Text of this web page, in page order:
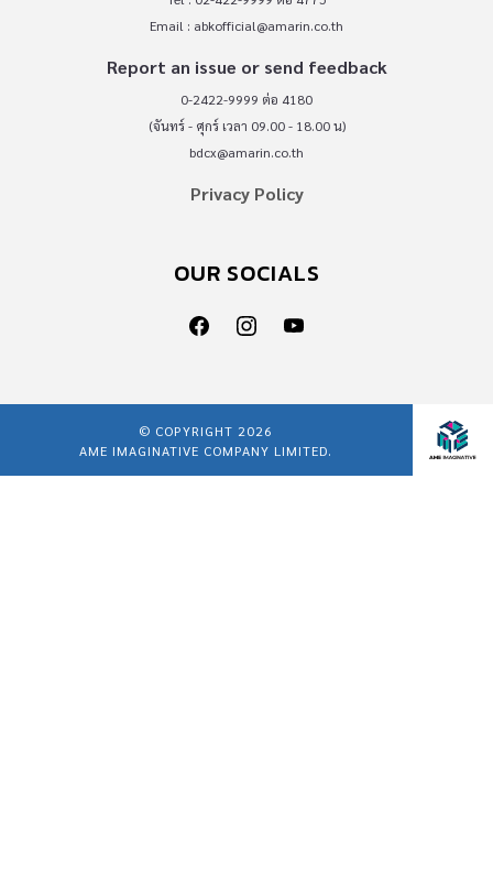
Email : abkofficial@amarin.co.th
Report an issue or send feedback
0-2422-9999 ต่อ 4180
(จันทร์ - ศุกร์ เวลา 09.00 - 18.00 น)
bdcx@amarin.co.th
Privacy Policy
OUR SOCIALS
© COPYRIGHT 2026
AME IMAGINATIVE COMPANY LIMITED.